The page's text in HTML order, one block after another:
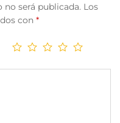
será publicada. Los
con *